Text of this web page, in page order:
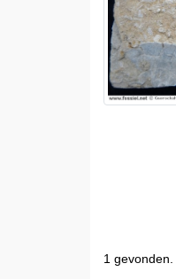
1 gevonden.